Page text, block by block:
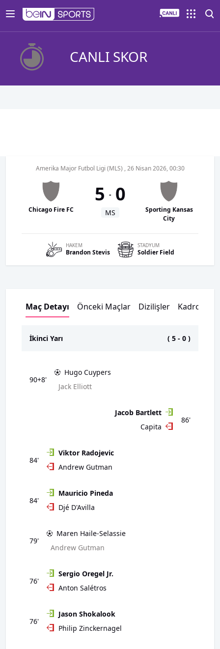
CANLI SKOR
Amerika Major Futbol Ligi (MLS) , 26 Nisan 2026, 00:30
Chicago Fire FC
5 - 0
MS
Sporting Kansas
City
HAKEM
Brandon Stevis
STADYUM
Soldier Field
Maç Detayı Önceki Maçlar Dizilişler Kadrolar
İkinci Yarı ( 5 - 0 )
90+8'
Hugo Cuypers
Jack Elliott
86'
Jacob Bartlett
Capita
84'
Viktor Radojevic
Andrew Gutman
84'
Mauricio Pineda
Djé D'Avilla
79'
Maren Haile-Selassie
Andrew Gutman
76'
Sergio Oregel Jr.
Anton Salétros
76'
Jason Shokalook
Philip Zinckernagel